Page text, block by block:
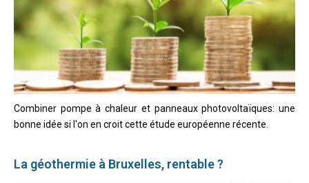
Combiner pompe à chaleur et panneaux photovoltaïques: une
bonne idée si l'on en croit cette étude européenne récente.
La géothermie à Bruxelles, rentable ?